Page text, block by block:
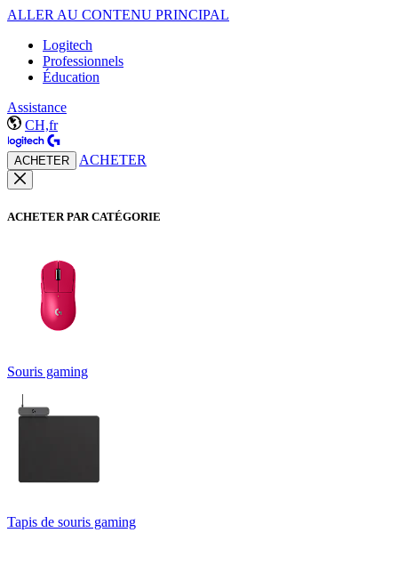
ALLER AU CONTENU PRINCIPAL
Logitech
Professionnels
Éducation
Assistance
CH,fr
ACHETER ACHETER
ACHETER PAR CATÉGORIE
Souris gaming
Tapis de souris gaming